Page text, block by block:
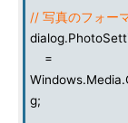
// 写真のフォー
=
g;